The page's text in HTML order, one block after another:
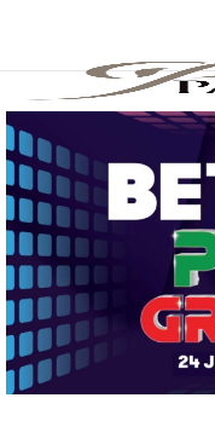
เนื้อหา